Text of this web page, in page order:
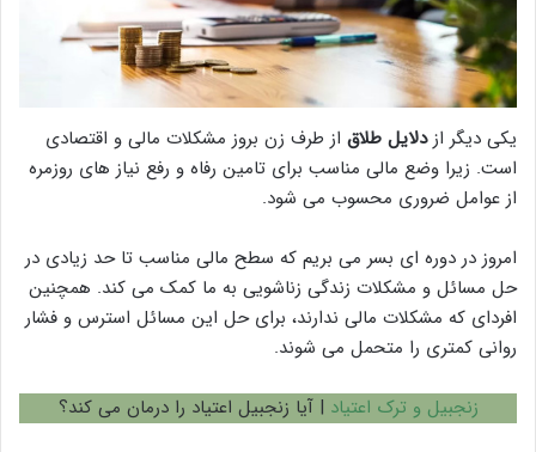
یکی دیگر ازدلایل طلاق از طرف زن بروز مشکلات مالی و اقتصادی
است. زیرا وضع مالی مناسب برای تامین رفاه و رفع نیاز های روزمره
از عوامل ضروری محسوب می شود.
امروز در دوره ای بسر می بریم که سطح مالی مناسب تا حد زیادی در
حل مسائل و مشکلات زندگی زناشویی به ما کمک می کند. همچنین
افردای که مشکلات مالی ندارند، برای حل این مسائل استرس و فشار
روانی کمتری را متحمل می شوند.
زنجبیل و ترک اعتیاد | آیا زنجبیل اعتیاد را درمان می کند؟